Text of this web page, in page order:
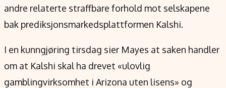
Kontakt oss
Forfattere og redaksjon
Verdensnyheter
Alt om penger på engelsk
andre relaterte straffbare forhold mot selskapene
bak prediksjonsmarkedsplattformen Kalshi.
I en kunngjøring tirsdag sier Mayes at saken handler
om at Kalshi skal ha drevet «ulovlig
gamblingvirksomhet i Arizona uten lisens» og